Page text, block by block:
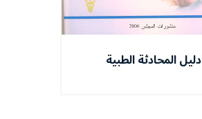
دليل المحادثة الطبية